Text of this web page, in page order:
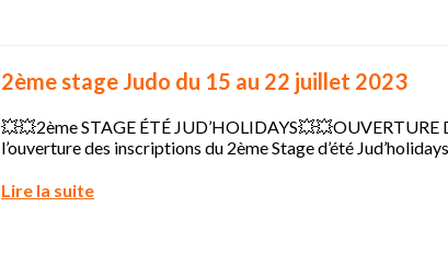
2ème stage Judo du 15 au 22 juillet 2023
💥💥2ème STAGE ÉTÉ
l’ouverture des inscriptions du 2ème Stage d’été
Lire la suite